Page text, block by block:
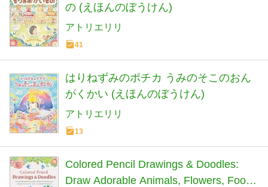
の (えほんのぼうけん)
アトリエリリ
41
はりねずみのポチカ うみのそこのおん
がくかい (えほんのぼうけん)
アトリエリリ
13
Colored Pencil Drawings & Doodles:
Draw Adorable Animals, Flowers, Foods